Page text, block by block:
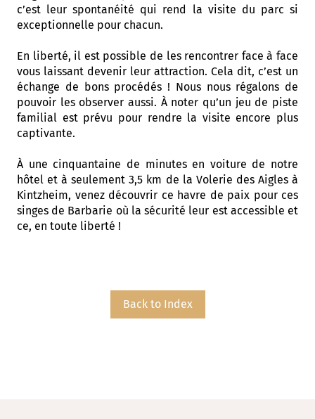
c’est leur spontanéité qui rend la visite du parc si
exceptionnelle pour chacun.
En liberté, il est possible de les rencontrer face à face
vous laissant devenir leur attraction. Cela dit, c’est un
échange de bons procédés ! Nous nous régalons de
pouvoir les observer aussi. À noter qu’un jeu de piste
familial est prévu pour rendre la visite encore plus
captivante.
À une cinquantaine de minutes en voiture de notre
hôtel et à seulement 3,5 km de la Volerie des Aigles à
Kintzheim, venez découvrir ce havre de paix pour ces
singes de Barbarie où la sécurité leur est accessible et
ce, en toute liberté !
Back to Index